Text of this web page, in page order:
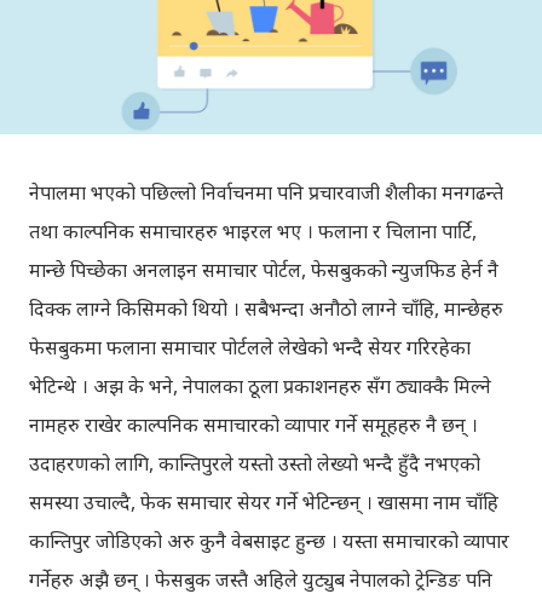
नेपालमा भएको पछिल्लो निर्वाचनमा पनि प्रचारवाजी शैलीका मनगढन्ते
तथा काल्पनिक समाचारहरु भाइरल भए । फलाना र चिलाना पार्टि,
मान्छे पिच्छेका अनलाइन समाचार पोर्टल, फेसबुकको न्युजफिड हेर्न नै
दिक्क लाग्ने किसिमको थियो । सबैभन्दा अनौठो लाग्ने चाँहि, मान्छेहरु
फेसबुकमा फलाना समाचार पोर्टलले लेखेको भन्दै सेयर गरिरहेका
भेटिन्थे । अझ के भने, नेपालका ठूला प्रकाशनहरु सँग ठ्याक्कै मिल्ने
नामहरु राखेर काल्पनिक समाचारको व्यापार गर्ने समूहहरु नै छन् ।
उदाहरणको लागि, कान्तिपुरले यस्तो उस्तो लेख्यो भन्दै हुँदै नभएको
समस्या उचाल्दै, फेक समाचार सेयर गर्ने भेटिन्छन् । खासमा नाम चाँहि
कान्तिपुर जोडिएको अरु कुनै वेबसाइट हुन्छ । यस्ता समाचारको व्यापार
गर्नेहरु अझै छन् । फेसबुक जस्तै अहिले युट्युब नेपालको ट्रेन्डिङ पनि